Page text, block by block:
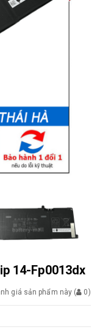
14-Fp0013dx
giá sản phẩm này ( 0)